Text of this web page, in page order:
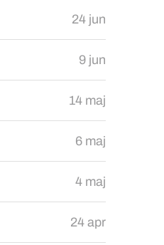
24 jun
9 jun
14 maj
6 maj
4 maj
24 apr